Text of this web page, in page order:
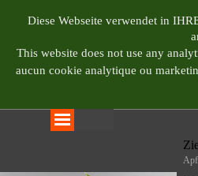
Diese Webseite verwendet in
This website does not use any
aucun cookie analytique ou
Menü überspringen